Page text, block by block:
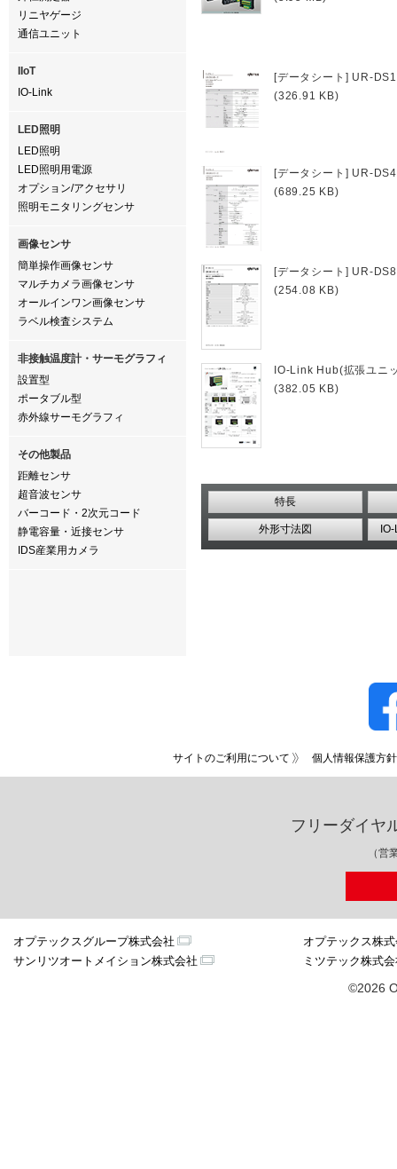
リニヤゲージ
通信ユニット
IIoT
IO-Link
LED照明
LED照明
LED照明用電源
オプション/アクセサリ
照明モニタリングセンサ
画像センサ
簡単操作画像センサ
マルチカメラ画像センサ
オールインワン画像センサ
ラベル検査システム
非接触温度計・サーモグラフィ
設置型
ポータブル型
赤外線サーモグラフィ
その他製品
距離センサ
超音波センサ
バーコード・2次元コード
静電容量・近接センサ
IDS産業用カメラ
[データシート] UR-
(326.91 KB)
[データシート] UR-
(689.25 KB)
[データシート] UR-
(254.08 KB)
IO-Link Hub(拡張ユニ
(382.05 KB)
特長
外形寸法図
サイトのご利用について 個人情報保護方針
フリーダイヤ
（営
オプテックスグループ株式会社
オプテックス株
サンリツオートメイション株式会社
ミツテック株式
©2026